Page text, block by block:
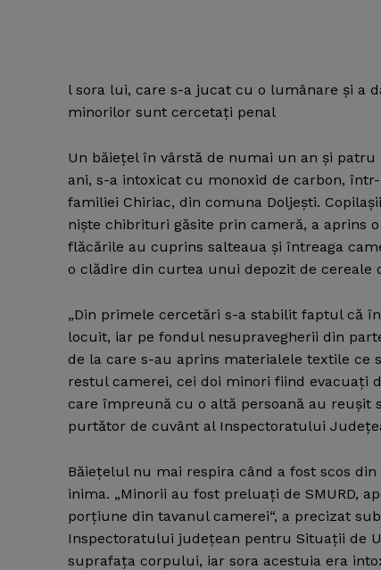
l sora lui, care s-a jucat cu o lumânare şi a
minorilor sunt cercetaţi penal
Un băieţel în vârstă de numai un an şi
ani, s-a intoxicat cu monoxid de carbon,
familiei Chiriac, din comuna Doljeşti.
nişte chibrituri găsite prin cameră, a aprins
flăcările au cuprins salteaua şi întreaga
o clădire din curtea unui depozit de
„Din primele cercetări s-a stabilit faptul că
locuit, iar pe fondul nesupravegherii din
de la care s-au aprins materialele textile ce
restul camerei, cei doi minori fiind evacuaţi
care împreună cu o altă persoană au reuşit
purtător de cuvânt al Inspectoratului
Băieţelul nu mai respira când a fost scos
inima. „Minorii au fost preluaţi de SMURD,
porţiune din tavanul camerei“, a precizat
Inspectoratului judeţean pentru Situaţii de
suprafaţa corpului, iar sora acestuia era